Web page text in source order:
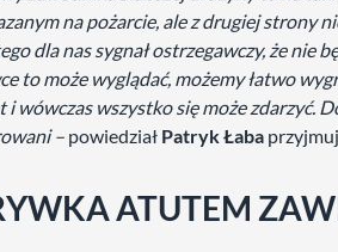
na pożarcie, ale z drugiej strony
dla nas sygnał ostrzegawczy, że nie
to może wyglądać, możemy łatwo
i wówczas wszystko się może zdarzyć.
– powiedział Patryk Łaba
ATUTEM